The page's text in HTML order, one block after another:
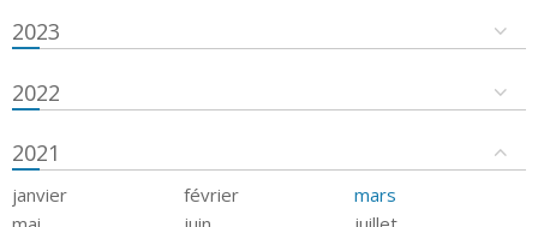
2023
2022
2021
janvier février
mars